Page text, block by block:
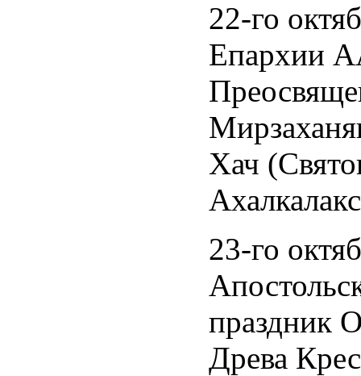
22-го
Епархии
Хач
23-го
праздник
Древа